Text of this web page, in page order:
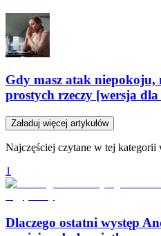
Gdy masz atak niepokoju,
prostych rzeczy [wersja
Załaduj więcej artykułów
Najczęściej czytane w tej kategorii
1
Dlaczego ostatni występ